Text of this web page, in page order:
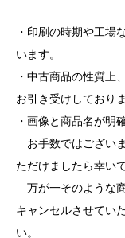
・印刷の時期や工場
います。
・中古商品の性質上
お引き受けしており
・画像と商品名が明
お手数ではござい
ただけましたら幸いで
万が一そのような
キャンセルさせてい
い。